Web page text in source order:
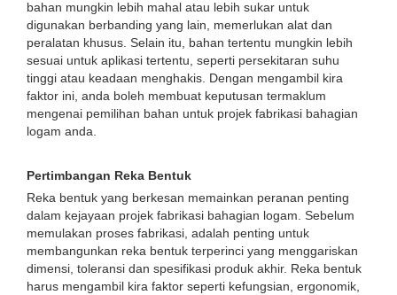
bahan mungkin lebih mahal atau lebih sukar untuk
digunakan berbanding yang lain, memerlukan alat dan
peralatan khusus. Selain itu, bahan tertentu mungkin lebih
sesuai untuk aplikasi tertentu, seperti persekitaran suhu
tinggi atau keadaan menghakis. Dengan mengambil kira
faktor ini, anda boleh membuat keputusan termaklum
mengenai pemilihan bahan untuk projek fabrikasi bahagian
logam anda.
Pertimbangan Reka Bentuk
Reka bentuk yang berkesan memainkan peranan penting
dalam kejayaan projek fabrikasi bahagian logam. Sebelum
memulakan proses fabrikasi, adalah penting untuk
membangunkan reka bentuk terperinci yang menggariskan
dimensi, toleransi dan spesifikasi produk akhir. Reka bentuk
harus mengambil kira faktor seperti kefungsian, ergonomik,